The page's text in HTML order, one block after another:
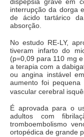
interrupção da dorga
de ácido tartárico
absorção.
No estudo RE-LY,
tiveram infarto do
(p=0,09 para 110 mg
a terapia com a
ou angina instável
aumento foi
vascular cerebral
É aprovada para o
adultos com
tromboembolismo
ortopédica de grande